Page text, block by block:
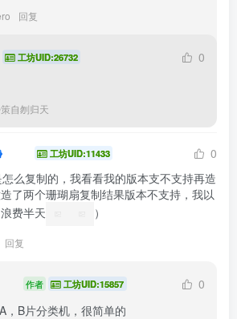
回复
工坊UID:26732
0
策自刎归天
工坊UID:11433
0
么复制的，我看看我的版本支不支持再造
造了两个珊瑚扇复制结果版本不支持，我以
费半天
）
回复
作者 工坊UID:15857
0
，B片分类机，很简单的